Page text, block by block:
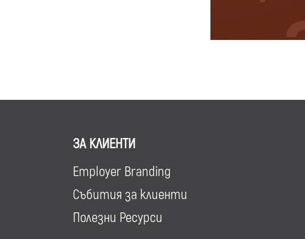
ЗА КЛИЕНТИ
Employer Branding
Събития за клиенти
Полезни Ресурси